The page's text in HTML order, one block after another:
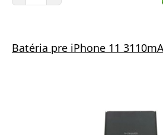
Batéria pre iPhone 11